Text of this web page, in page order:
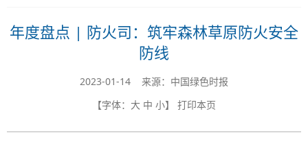
年度盘点 | 防火司：筑牢森林草原防火安全
防线
2023-01-14 来源：中国绿色时报
【字体： 大 中 小】 打印本页